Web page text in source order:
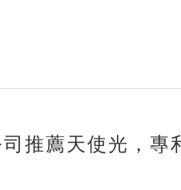
推薦天使光，專